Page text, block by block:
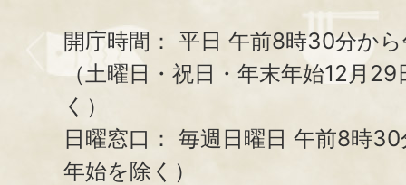
開庁時間： 平日 午前8時30分か
（土曜日・祝日・年末年始12月
く）
日曜窓口： 毎週日曜日 午前8時
年始を除く）